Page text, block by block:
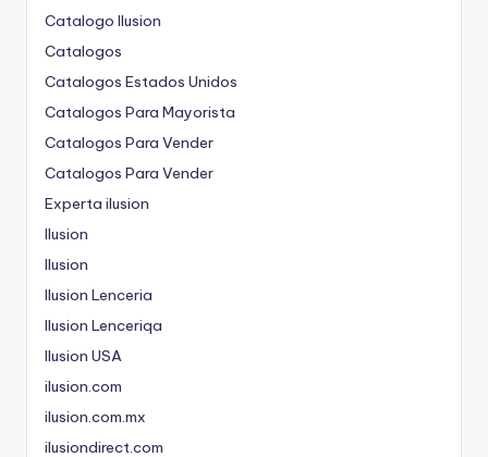
n
a
d
a
Catalogo Ilusion
Catalogos
Catalogos Estados Unidos
Catalogos Para Mayorista
Catalogos Para Vender
Catalogos Para Vender
Experta ilusion
Ilusion
Ilusion
Ilusion Lenceria
Ilusion Lenceriqa
Ilusion USA
ilusion.com
ilusion.com.mx
ilusiondirect.com